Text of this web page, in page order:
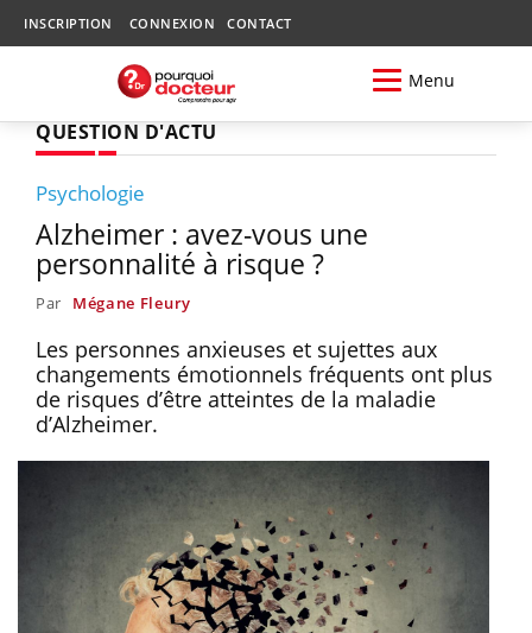
INSCRIPTION CONNEXION CONTACT
Menu
QUESTION D'ACTU
Psychologie
Alzheimer : avez-vous une
personnalité à risque ?
Par Mégane Fleury
Les personnes anxieuses et sujettes aux
changements émotionnels fréquents ont plus
de risques d’être atteintes de la maladie
d’Alzheimer.